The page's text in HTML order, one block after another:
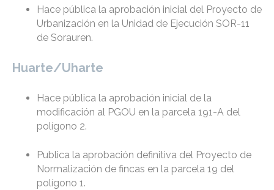
Hace pública la aprobación inicial del Proyecto de
Urbanización en la Unidad de Ejecución SOR-11
de Sorauren.
Huarte/Uharte
Hace pública la aprobación inicial de la
modificación al PGOU en la parcela 191-A del
polígono 2.
Publica la aprobación definitiva del Proyecto de
Normalización de fincas en la parcela 19 del
polígono 1.